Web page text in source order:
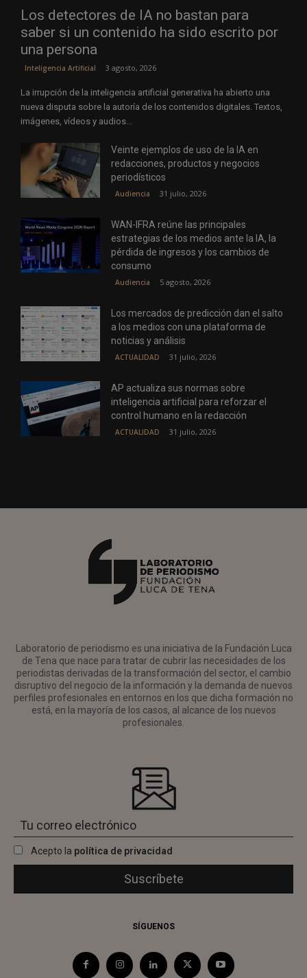
Los detectores de IA no bastan para
saber si un contenido ha sido escrito por
una persona
Inteligencia Artificial 3 agosto, 2026
La irrupción de la inteligencia artificial generativa ha abierto una
nueva disputa sobre la autoría de los contenidos digitales. Textos,
imágenes, vídeos y audios...
Veinte ejemplos de uso de la IA en
redacciones, productos y negocios
periodísticos
Audiencia 31 julio, 2026
WAN-IFRA reúne las principales
estrategias de los medios ante la IA, la
pérdida de ingresos y los cambios de
consumo
Audiencia 5 agosto, 2026
Los mercados de predicción dan el salto
a los medios con una plataforma de
noticias y análisis
ACTUALIDAD 31 julio, 2026
AP actualiza sus normas sobre
inteligencia artificial para reforzar el
control humano en la redacción
ACTUALIDAD 31 julio, 2026
Laboratorio de periodismo es una iniciativa de la Fundación Luca
de Tena que nace para tratar de cubrir las necesidades de los
periodistas derivadas de la transformación del sector, el cambio
disruptivo del negocio de la información y la demanda de nuevos
perfiles profesionales en entornos en los que dicha formación no
está, en la mayoría de los casos, al alcance de los nuevos
profesionales.
Acepto la política de privacidad
SÍGUENOS